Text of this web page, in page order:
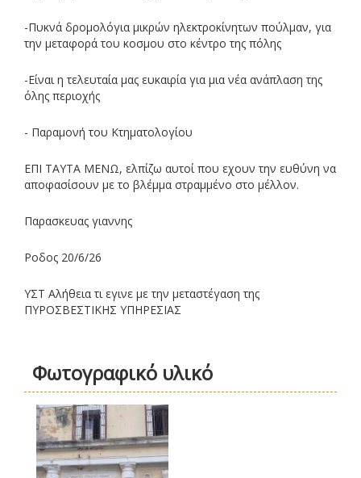
-Πυκνά δρομολόγια μικρών ηλεκτροκίνητων πούλμαν, για
την μεταφορά του κοσμου στο κέντρο της πόλης
-Είναι η τελευταία μας ευκαιρία για μια νέα ανάπλαση της
όλης περιοχής
- Παραμονή του Κτηματολογίου
ΕΠΙ ΤΑΥΤΑ ΜΕΝΩ, ελπίζω αυτοί που εχουν την ευθύνη να
αποφασίσουν με το βλέμμα στραμμένο στο μέλλον.
Παρασκευας γιαννης
Ροδος 20/6/26
ΥΣΤ Αλήθεια τι εγινε με την μεταστέγαση της
ΠΥΡΟΣΒΕΣΤΙΚΗΣ ΥΠΗΡΕΣΙΑΣ
Φωτογραφικό υλικό